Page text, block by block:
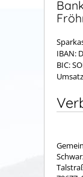
IBAN:
BIC: